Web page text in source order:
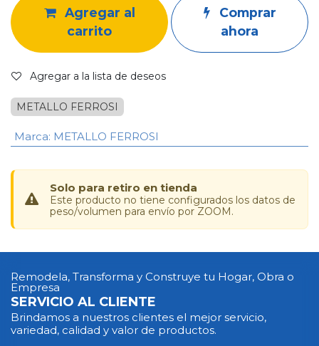
Agregar al
carrito
Comprar
ahora
Agregar a la lista de deseos
METALLO FERROSI
Marca: METALLO FERROSI
Solo para retiro en tienda
Este producto no tiene configurados los datos de
peso/volumen para envío por ZOOM.
Remodela, Transforma y Construye tu Hogar, Obra o
Empresa
SERVICIO AL CLIENTE
Brindamos a nuestros clientes el mejor servicio,
variedad, calidad y valor de productos.